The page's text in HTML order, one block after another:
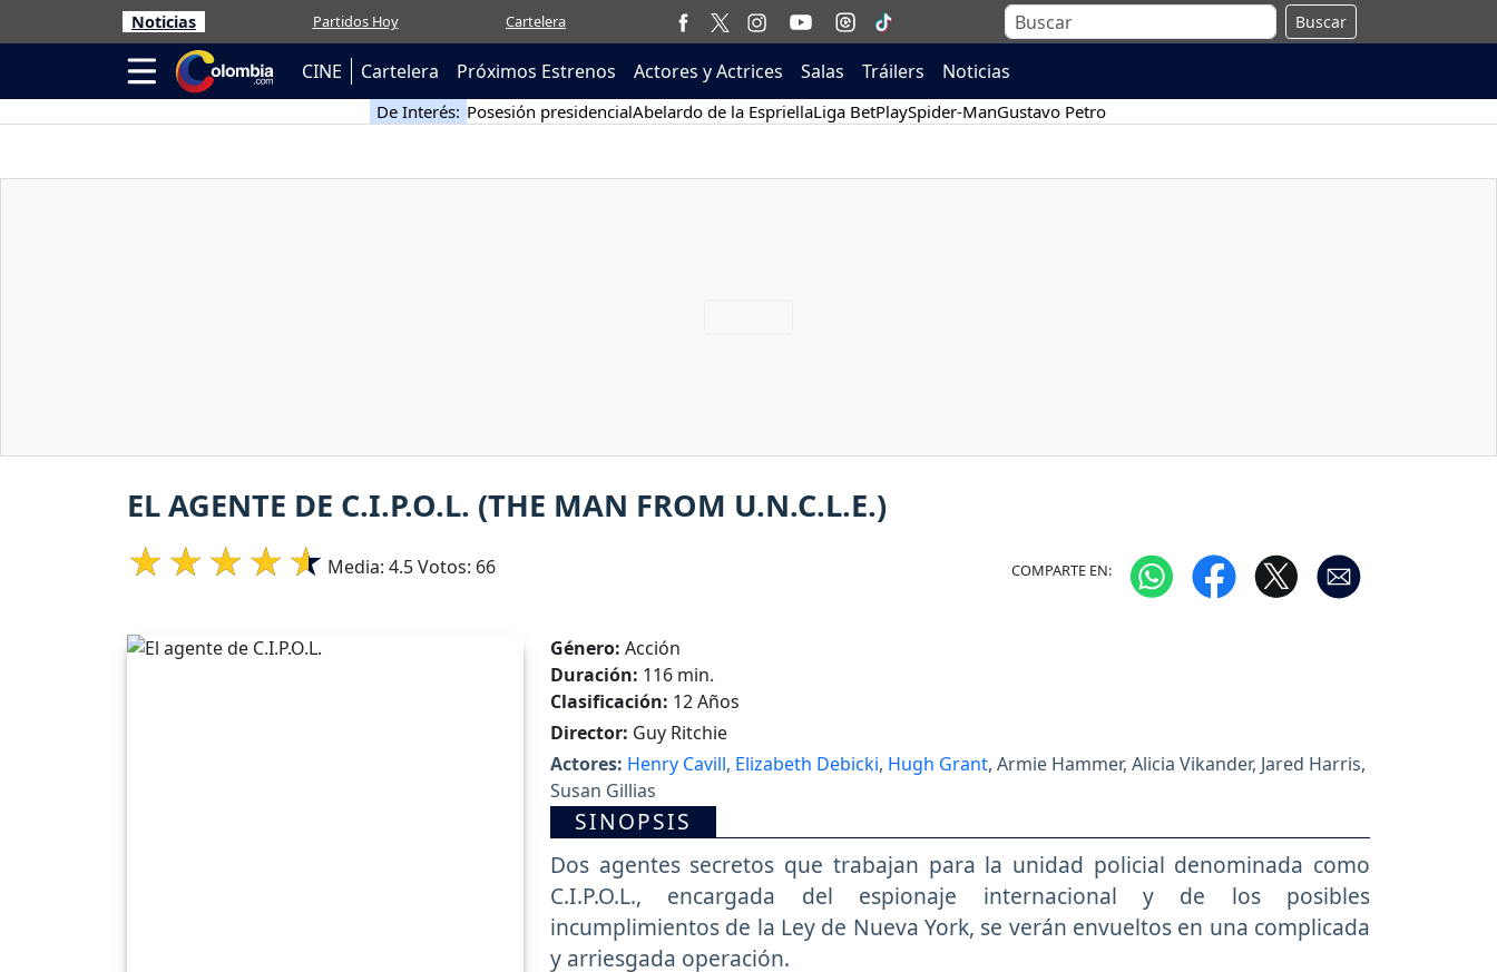
Noticias Partidos Hoy Cartelera Buscar
CINE Cartelera Próximos Estrenos Actores y Actrices Salas Tráilers Noticias
De Interés: Posesión presidencialAbelardo de la EspriellaLiga BetPlaySpider-ManGustavo Petro
EL AGENTE DE C.I.P.O.L. (THE MAN FROM U.N.C.L.E.)
Media: 4.5Votos: 66 COMPARTE EN:
Género: Acción
Duración: 116 min.
Clasificación: 12 Años
Director: Guy Ritchie
Actores: Henry Cavill, Elizabeth Debicki, Hugh Grant, Armie Hammer, Alicia Vikander, Jared Harris,
Susan Gillias
SINOPSIS
Dos agentes secretos que trabajan para la unidad policial denominada como
C.I.P.O.L., encargada del espionaje internacional y de los posibles
incumplimientos de la Ley de Nueva York, se verán envueltos en una complicada
y arriesgada operación.